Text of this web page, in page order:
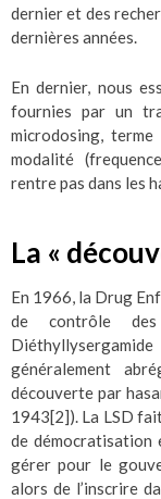
dernier et des
dernières années.
En dernier, nous
fournies par un
microdosing,
modalité
rentre pas dans les
La «
En 1966, la Drug
de contrôle
généralement
découverte par
1943[2]). La LSD
de démocratisation
gérer pour le
alors de l’inscrire